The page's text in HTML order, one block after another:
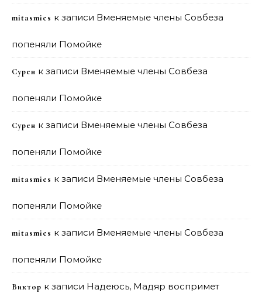
mitasmies к записи Вменяемые члены Совбеза
попеняли Помойке
Сурен к записи Вменяемые члены Совбеза
попеняли Помойке
Сурен к записи Вменяемые члены Совбеза
попеняли Помойке
mitasmies к записи Вменяемые члены Совбеза
попеняли Помойке
mitasmies к записи Вменяемые члены Совбеза
попеняли Помойке
Виктор к записи Надеюсь, Мадяр воспримет